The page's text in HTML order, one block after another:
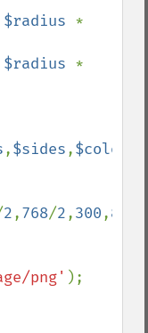
$radius
$radius
,$sides,$color
2,768/2,300,8
png'